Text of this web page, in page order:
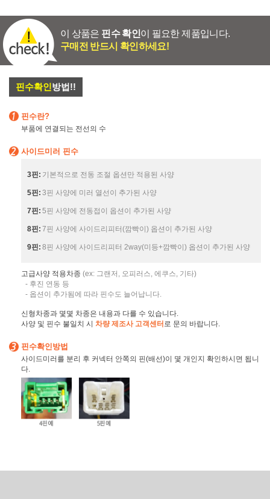
이 상품은 핀수 확인이 필요한 제품입니다.
구매전 반드시 확인하세요!
핀수확인방법!!
핀수란?
부품에 연결되는 전선의 수
사이드미러 핀수
3핀: 기본적으로 전동 조절 옵션만 적용된 사양
5핀: 3핀 사양에 미러 열선이 추가된 사양
7핀: 5핀 사양에 전동접이 옵션이 추가된 사양
8핀: 7핀 사양에 사이드리피터(깜빡이) 옵션이 추가된 사양
9핀: 8핀 사양에 사이드리피터 2way(미등+깜빡이) 옵션이 추가된 사양
고급사양 적용차종 (ex: 그랜저, 오피러스, 에쿠스, 기타)
- 후진 연동 등
- 옵션이 추가됨에 따라 핀수도 늘어납니다.
신형차종과 몇몇 차종은 내용과 다를 수 있습니다.
사양 및 핀수 불일치 시 차량 제조사 고객센터 로 문의 바랍니다.
핀수확인방법
사이드미러를 분리 후 커넥터 안쪽의 핀(배선)이 몇 개인지 확인하시면 됩니
다.